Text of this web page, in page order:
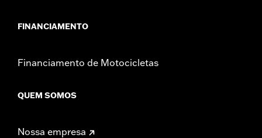
FINANCIAMENTO
Financiamento de Motocicletas
QUEM SOMOS
Nossa empresa